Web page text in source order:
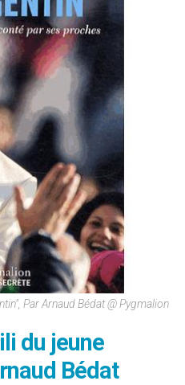
Par Arnaud Bédat @ Pygmalion
du jeune
Bédat